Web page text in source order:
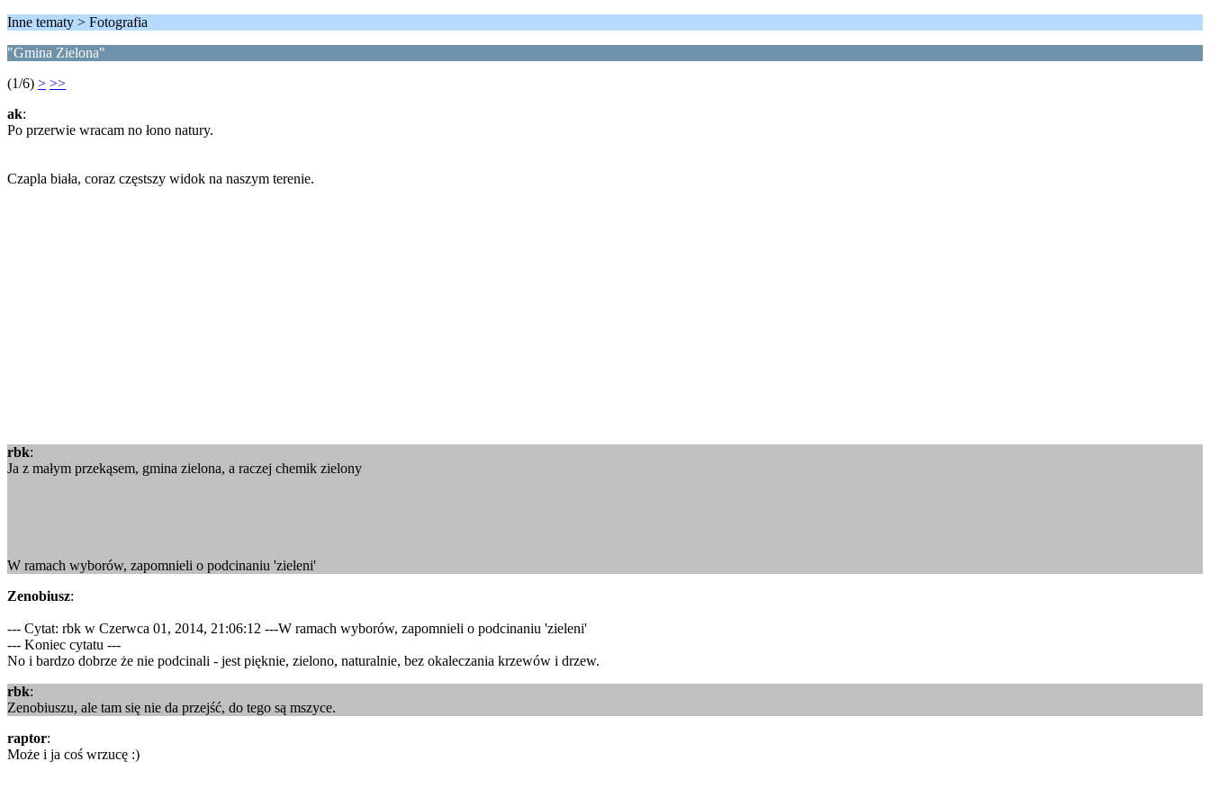
Inne tematy > Fotografia
"Gmina Zielona"
(1/6) > >>
ak:
Po przerwie wracam no łono natury.
Czapla biała, coraz częstszy widok na naszym terenie.
rbk:
Ja z małym przekąsem, gmina zielona, a raczej chemik zielony
W ramach wyborów, zapomnieli o podcinaniu 'zieleni'
Zenobiusz:
--- Cytat: rbk w Czerwca 01, 2014, 21:06:12 ---W ramach wyborów, zapomnieli o podcinaniu 'zieleni'
--- Koniec cytatu ---
No i bardzo dobrze że nie podcinali - jest pięknie, zielono, naturalnie, bez okaleczania krzewów i drzew.
rbk:
Zenobiuszu, ale tam się nie da przejść, do tego są mszyce.
raptor:
Może i ja coś wrzucę :)